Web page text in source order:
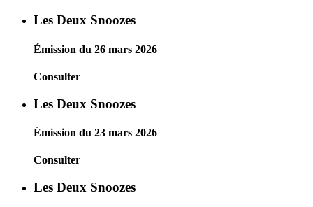
Les Deux Snoozes
Émission du 26 mars 2026
Consulter
Les Deux Snoozes
Émission du 23 mars 2026
Consulter
Les Deux Snoozes